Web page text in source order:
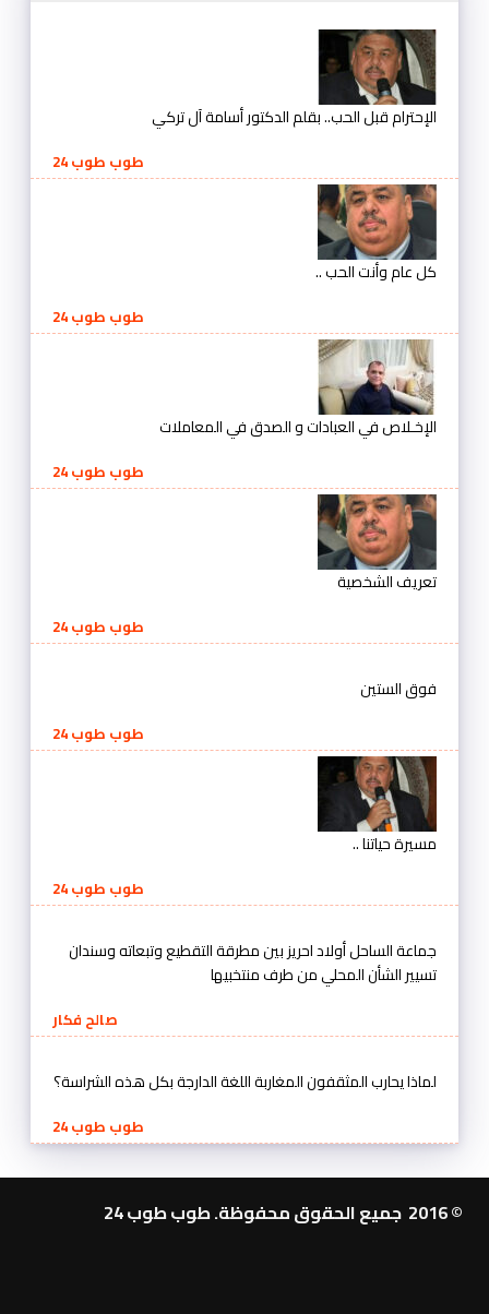
الإحترام قبل الحب.. بقلم الدكتور أسامة آل تركي
طوب طوب 24
كل عام وأنت الحب ..
طوب طوب 24
الإخـلاص في العبادات و الصدق في المعاملات
طوب طوب 24
تعريف الشخصية
طوب طوب 24
فوق الستين
طوب طوب 24
مسيرة حياتنا ..
طوب طوب 24
جماعة الساحل أولاد احريز بين مطرقة التقطيع وتبعاته وسندان
تسيير الشأن المحلي من طرف منتخبيها
صالح فكار
لماذا يحارب المثقفون المغاربة اللغة الدارجة بكل هذه الشراسة؟
طوب طوب 24
© 2016 جميع الحقوق محفوظة. طوب طوب 24